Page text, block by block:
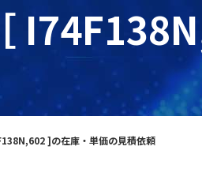
［
]の在庫・単価の見積依頼